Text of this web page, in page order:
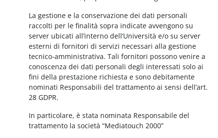
La gestione e la conservazione dei dati personali
raccolti per le finalità sopra indicate avvengono su
server ubicati all’interno dell’Università e/o su server
esterni di fornitori di servizi necessari alla gestione
tecnico-amministrativa. Tali fornitori possono venire a
conoscenza dei dati personali degli interessati solo ai
fini della prestazione richiesta e sono debitamente
nominati Responsabili del trattamento ai sensi dell’art.
28 GDPR.
In particolare, è stata nominata Responsabile del
trattamento la società “Mediatouch 2000”